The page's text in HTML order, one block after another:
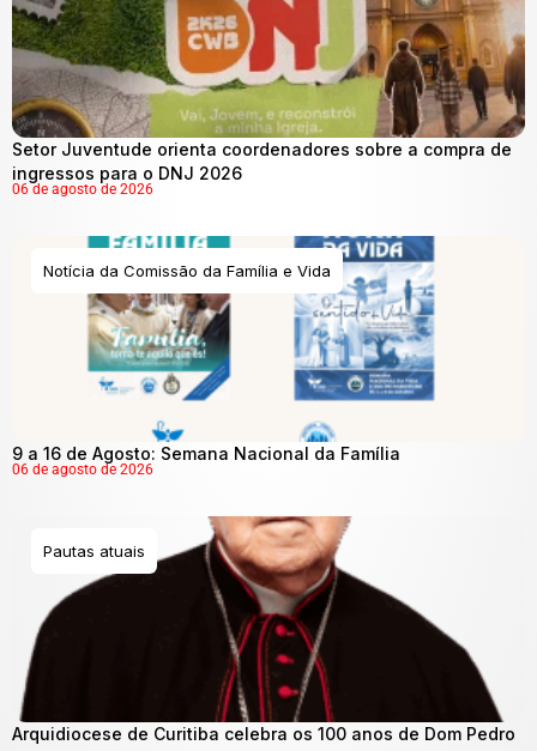
Setor Juventude orienta coordenadores sobre a compra de
ingressos para o DNJ 2026
06 de agosto de 2026
Notícia da Comissão da Família e Vida
9 a 16 de Agosto: Semana Nacional da Família
06 de agosto de 2026
Pautas atuais
Arquidiocese de Curitiba celebra os 100 anos de Dom Pedro